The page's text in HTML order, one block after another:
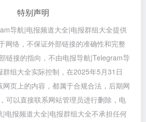
特别声明
导航|电报频道大全|电报群组大全提供
网络，不保证外部链接的准确性和完整
链接的指向，不由电报导航|Telegram导
组大全实际控制，在2025年5月31日
页上的内容，都属于合规合法，后期网
可以直接联系网站管理员进行删除，电
电报频道大全|电报群组大全不承担任何